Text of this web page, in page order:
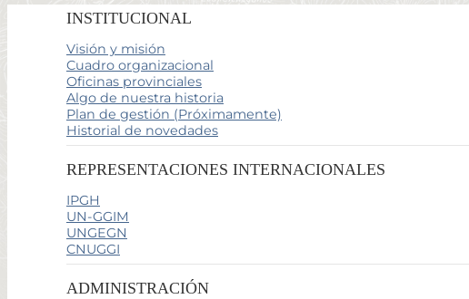
INSTITUCIONAL
Visión y misión
Cuadro organizacional
Oficinas provinciales
Algo de nuestra historia
Plan de gestión (Próximamente)
Historial de novedades
REPRESENTACIONES INTERNACIONALES
IPGH
UN-GGIM
UNGEGN
CNUGGI
ADMINISTRACIÓN